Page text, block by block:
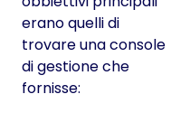
erano quelli di
trovare una console
di gestione che
fornisse: